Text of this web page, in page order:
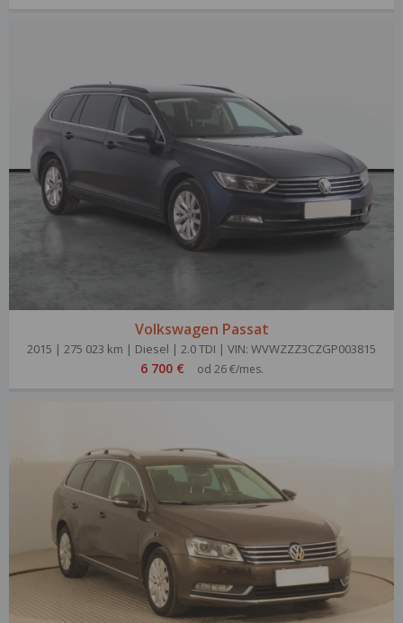
Volkswagen Passat
2015 | 275 023 km | Diesel | 2.0 TDI | VIN: WVWZZZ3CZGP003815
6 700 € od 26 €/mes.